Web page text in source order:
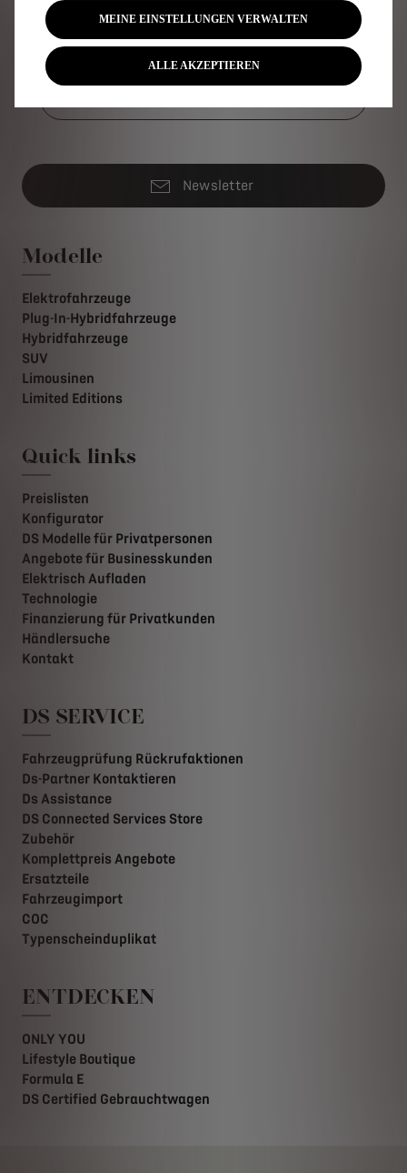
DS 4 KONFIGURIEREN
Newsletter
Modelle
Elektrofahrzeuge
Plug-In-Hybridfahrzeuge
Hybridfahrzeuge
SUV
Limousinen
Limited Editions
Quick links
Preislisten
Konfigurator
DS Modelle für Privatpersonen
Angebote für Businesskunden
Elektrisch Aufladen
Technologie
Finanzierung für Privatkunden
Händlersuche
Kontakt
DS SERVICE
Fahrzeugprüfung Rückrufaktionen
Ds-Partner Kontaktieren
Ds Assistance
DS Connected Services Store
Zubehör
Komplettpreis Angebote
Ersatzteile
Fahrzeugimport
COC
Typenscheinduplikat
ENTDECKEN
ONLY YOU
Lifestyle Boutique
Formula E
DS Certified Gebrauchtwagen
MEINE EINSTELLUNGEN VERWALTEN
ALLE AKZEPTIEREN